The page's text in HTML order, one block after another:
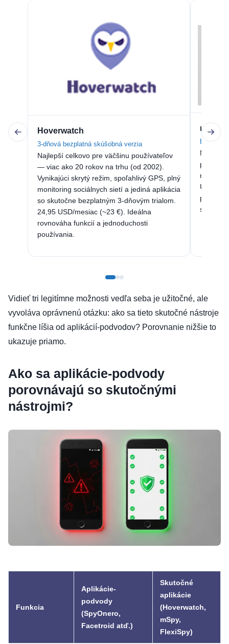
Hoverwatch
3-dňová bezplatná skúšobná verzia
Najlepší celkovo pre väčšinu používateľov
— viac ako 20 rokov na trhu (od 2002).
Vynikajúci skrytý režim, spoľahlivý GPS, plný
monitoring sociálnych sietí a jediná aplikácia
so skutočne bezplatným 3-dňovým trialom.
24,95 USD/mesiac (~23 €). Ideálna
rovnováha funkcií a jednoduchosti
používania.
mSpy
Bez
USD/
slov a
Vidieť tri legitímne možnosti vedľa seba je užitočné, ale
vyvoláva oprávnenú otázku: ako sa tieto skutočné nástroje
funkčne líšia od aplikácií-podvodov? Porovnanie nižšie to
ukazuje priamo.
Ako sa aplikácie-podvody
porovnávajú so skutočnými
nástrojmi?
Funkcia
Aplikácie-
podvody
(SpyOnero,
Facetroid atď.)
Skutočné
aplikácie
(Hoverwatch,
mSpy,
FlexiSpy)